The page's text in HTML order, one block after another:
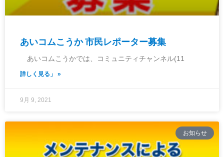
あいコムこうか 市民レポーター募集
あいコムこうかでは、コミュニティチャンネル(11
詳しく見る」 »
9月 9, 2021
お知らせ